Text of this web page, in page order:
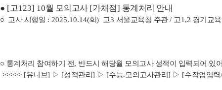
● [고123] 10월 모의고사 [가채점] 통계처리 안내
○ 고사 시행일 : 2025.10.14(화) 고3 서울교육청 주관/ 고1,2 경기교
○ 통계처리 참여하기 전, 반드시 해당월 모의고사 성적이 입력되어 있
>>>>> [유니브] ▷ [성적관리] ▷ [수능.모의고사관리] ▷ [수작업입력/